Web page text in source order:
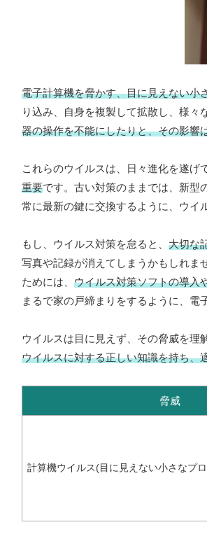
電子計算機を脅かす、目に見えない小
り込み、自身を複製して拡散し、様々
器の操作を不能にしたりと、その影響
これらのウイルスは、日々進化を遂げ
重要です。古い対策のままでは、新型
常に最新の鍵に交換するように、ウイ
もし、ウイルス対策を怠ると、 大切な
写真や記録が消えてしまうかもしれま
ためには、 ウイルス対策ソフトの導入
まるで家の戸締まりをするように、電
ウイルスは目に見えず、その脅威を理
ウイルスに対する正しい知識を持ち、
脅威
計算機ウイルス(目に見えない小さなプ